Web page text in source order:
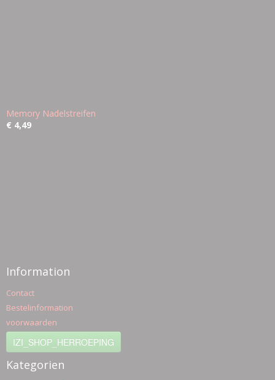
Memory Nadelstreifen
€ 4,49
Information
Contact
Bestelinformation
voorwaarden
IZI_SHOP_HERROEPING
Kategorien